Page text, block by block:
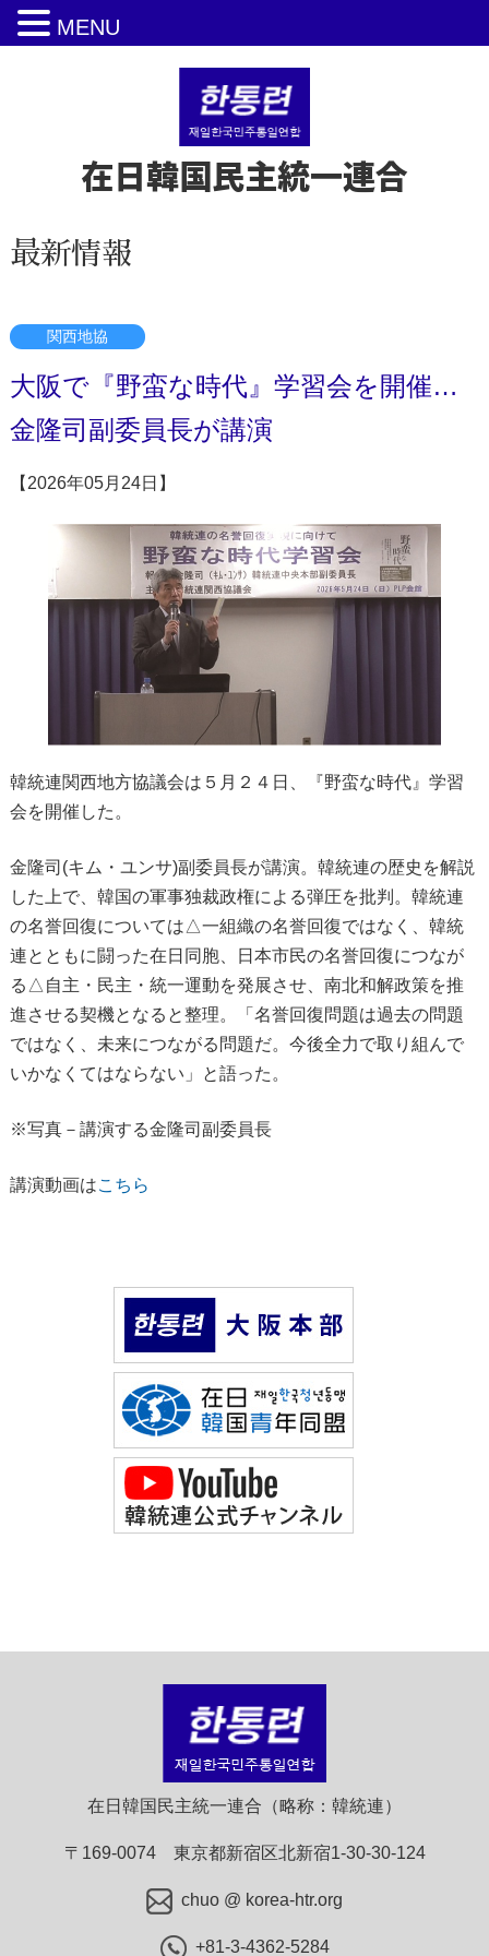
在日韓国民主統一連合
最新情報
関西地協
大阪で『野蛮な時代』学習会を開催…
金隆司副委員長が講演
【2026年05月24日】
韓統連関西地方協議会は５月２４日、『野蛮な時代』学習
会を開催した。
金隆司(キム・ユンサ)副委員長が講演。韓統連の歴史を解説
した上で、韓国の軍事独裁政権による弾圧を批判。韓統連
の名誉回復については△一組織の名誉回復ではなく、韓統
連とともに闘った在日同胞、日本市民の名誉回復につなが
る△自主・民主・統一運動を発展させ、南北和解政策を推
進させる契機となると整理。「名誉回復問題は過去の問題
ではなく、未来につながる問題だ。今後全力で取り組んで
いかなくてはならない」と語った。
※写真－講演する金隆司副委員長
講演動画はこちら
在日韓国民主統一連合（略称：韓統連）
〒169-0074 東京都新宿区北新宿1-30-30-124
chuo @ korea-htr.org
+81-3-4362-5284
MENU